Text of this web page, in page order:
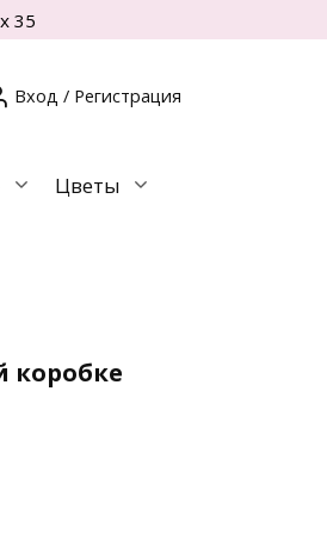
35
Вход / Регистрация
Цветы
коробке